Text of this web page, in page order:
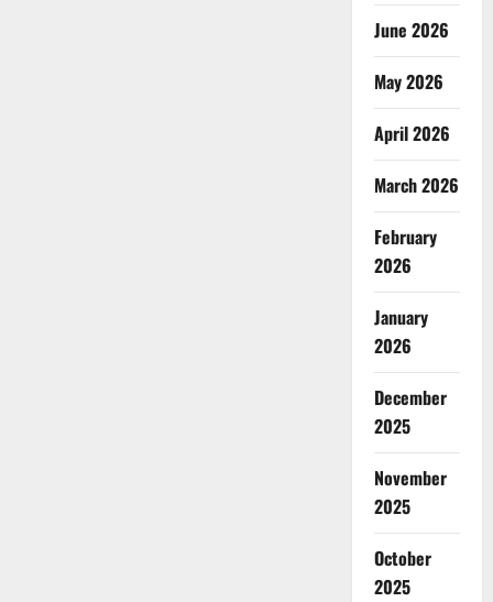
June 2026
May 2026
April 2026
March 2026
February
2026
January
2026
December
2025
November
2025
October
2025